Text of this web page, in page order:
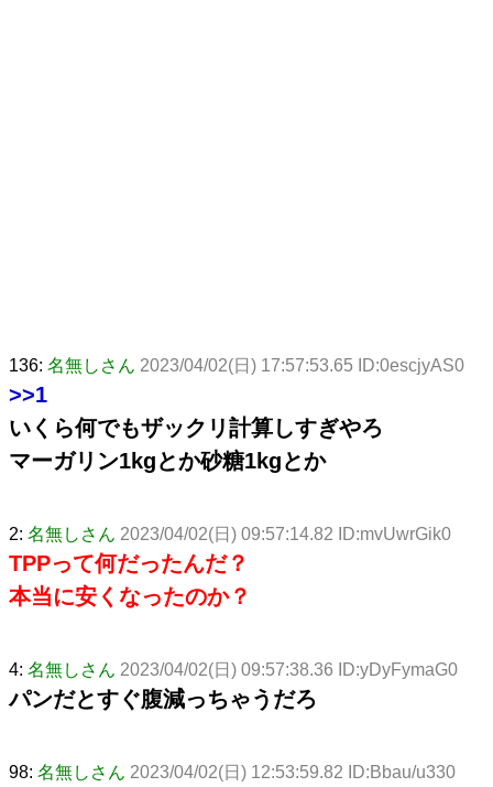
136: 名無しさん 2023/04/02(日) 17:57:53.65 ID:0escjyAS0
>>1
いくら何でもザックリ計算しすぎやろ
マーガリン1kgとか砂糖1kgとか
2: 名無しさん 2023/04/02(日) 09:57:14.82 ID:mvUwrGik0
TPPって何だったんだ？
本当に安くなったのか？
4: 名無しさん 2023/04/02(日) 09:57:38.36 ID:yDyFymaG0
パンだとすぐ腹減っちゃうだろ
98: 名無しさん 2023/04/02(日) 12:53:59.82 ID:Bbau/u330